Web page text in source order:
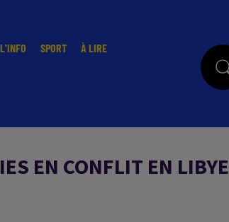
L'INFO SPORT À LIRE
EN CONFLIT EN LIBYE